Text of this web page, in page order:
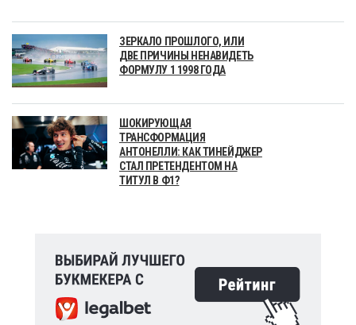
ЗЕРКАЛО ПРОШЛОГО, ИЛИ
ДВЕ ПРИЧИНЫ НЕНАВИДЕТЬ
ФОРМУЛУ 1 1998 ГОДА
ШОКИРУЮЩАЯ
ТРАНСФОРМАЦИЯ
АНТОНЕЛЛИ: КАК ТИНЕЙДЖЕР
СТАЛ ПРЕТЕНДЕНТОМ НА
ТИТУЛ В Ф1?